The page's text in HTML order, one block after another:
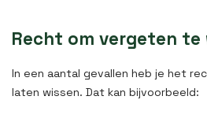
Recht om vergeten te
In een aantal gevallen heb je het
laten wissen. Dat kan bijvoorbeeld: